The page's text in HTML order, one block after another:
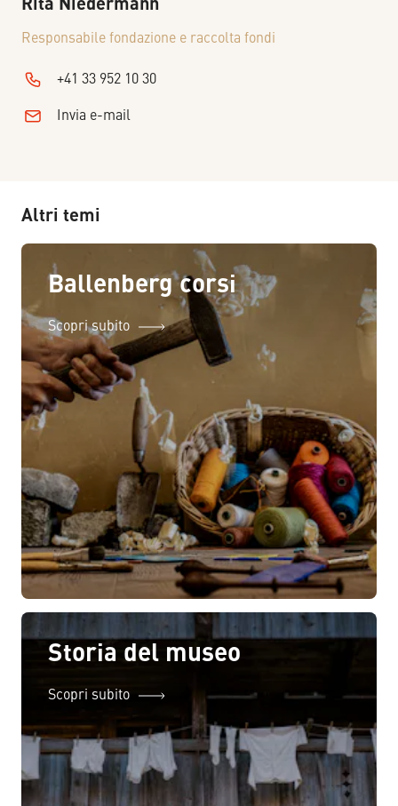
Rita Niedermann
Responsabile fondazione e raccolta fondi
+41 33 952 10 30
Invia e-mail
Altri temi
Ballenberg corsi
Scopri subito
Storia del museo
Scopri subito